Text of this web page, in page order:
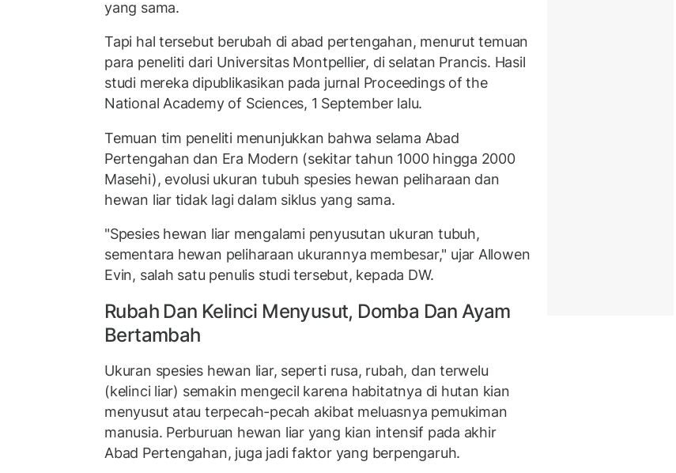
yang sama.
Tapi hal tersebut berubah di abad pertengahan, menurut temuan
para peneliti dari Universitas Montpellier, di selatan Prancis. Hasil
studi mereka dipublikasikan pada jurnal Proceedings of the
National Academy of Sciences, 1 September lalu.
Temuan tim peneliti menunjukkan bahwa selama Abad
Pertengahan dan Era Modern (sekitar tahun 1000 hingga 2000
Masehi), evolusi ukuran tubuh spesies hewan peliharaan dan
hewan liar tidak lagi dalam siklus yang sama.
"Spesies hewan liar mengalami penyusutan ukuran tubuh,
sementara hewan peliharaan ukurannya membesar," ujar Allowen
Evin, salah satu penulis studi tersebut, kepada DW.
Rubah Dan Kelinci Menyusut, Domba Dan Ayam
Bertambah
Ukuran spesies hewan liar, seperti rusa, rubah, dan terwelu
(kelinci liar) semakin mengecil karena habitatnya di hutan kian
menyusut atau terpecah-pecah akibat meluasnya pemukiman
manusia. Perburuan hewan liar yang kian intensif pada akhir
Abad Pertengahan, juga jadi faktor yang berpengaruh.